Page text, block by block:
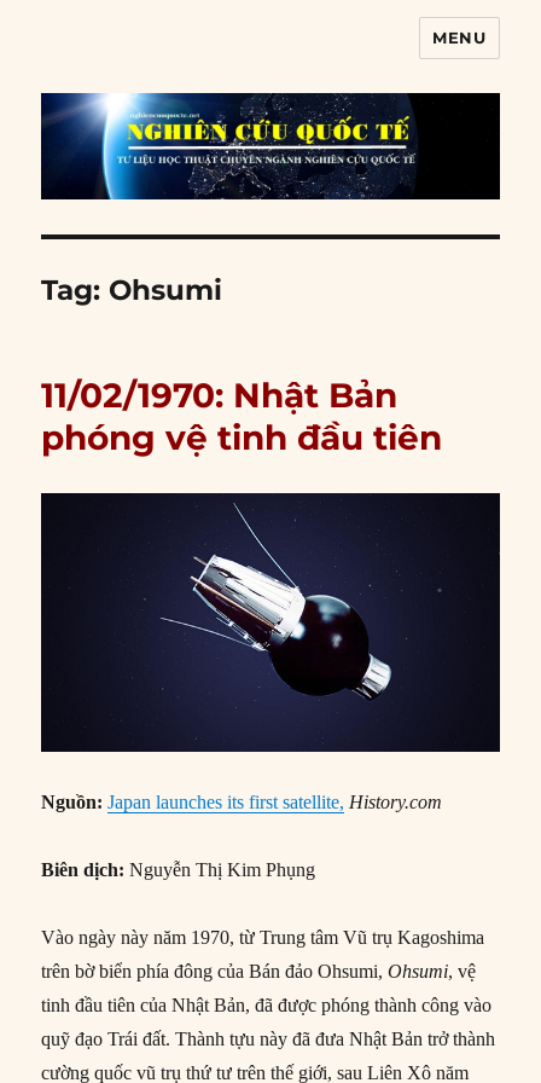
MENU
Tag: Ohsumi
11/02/1970: Nhật Bản
phóng vệ tinh đầu tiên
Nguồn: Japan launches its first satellite, History.com
Biên dịch: Nguyễn Thị Kim Phụng
Vào ngày này năm 1970, từ Trung tâm Vũ trụ Kagoshima
trên bờ biển phía đông của Bán đảo Ohsumi,Ohsumi, vệ
tinh đầu tiên của Nhật Bản, đã được phóng thành công vào
quỹ đạo Trái đất. Thành tựu này đã đưa Nhật Bản trở thành
cường quốc vũ trụ thứ tư trên thế giới, sau Liên Xô năm